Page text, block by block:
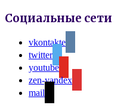
Социальные сети
vkontakte
twitter
youtube
zen-yandex
mail